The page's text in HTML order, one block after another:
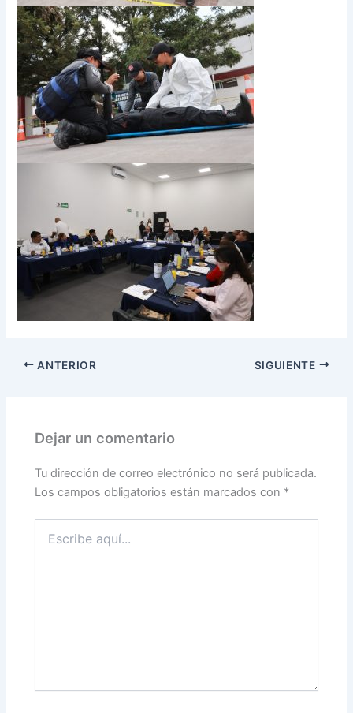
ANTERIOR SIGUIENTE
Dejar un comentario
Tu dirección de correo electrónico no será publicada.
Los campos obligatorios están marcados con *
aquí...